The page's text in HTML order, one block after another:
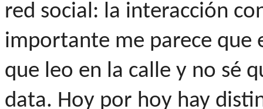
red social: la interacción
importante me parece que
que leo en la calle y no sé
data. Hoy por hoy hay